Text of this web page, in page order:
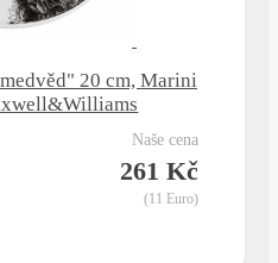
20 cm, Marini
naše cena
261 Kč
(11 Euro)